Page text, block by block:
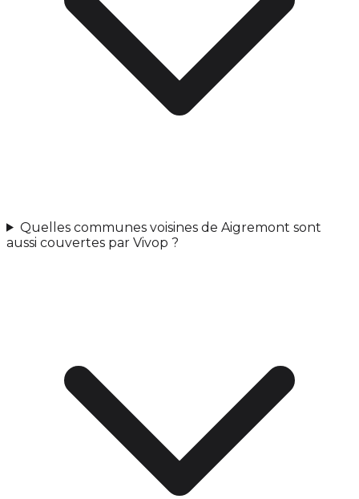
Quelles communes voisines de Aigremont sont
aussi couvertes par Vivop ?